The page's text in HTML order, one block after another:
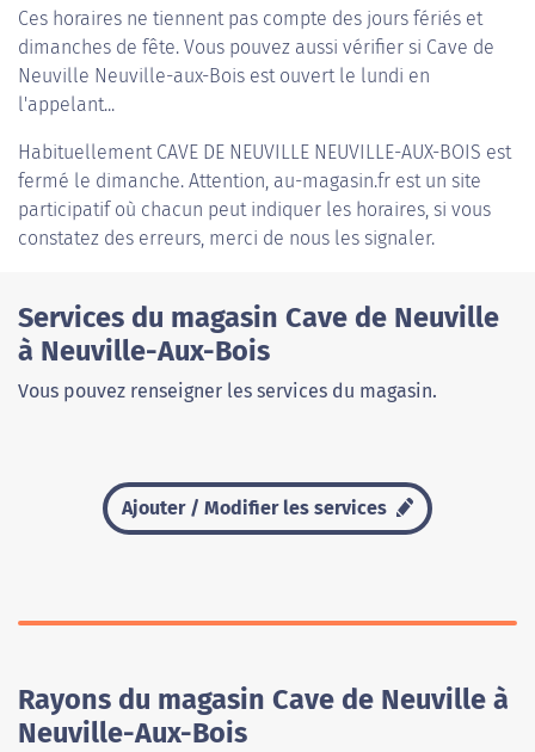
Ces horaires ne tiennent pas compte des jours fériés et
dimanches de fête. Vous pouvez aussi vérifier si Cave de
Neuville Neuville-aux-Bois est ouvert le lundi en
l'appelant...
Habituellement CAVE DE NEUVILLE NEUVILLE-AUX-BOIS est
fermé le dimanche. Attention, au-magasin.fr est un site
participatif où chacun peut indiquer les horaires, si vous
constatez des erreurs, merci de nous les signaler.
Services du magasin Cave de Neuville
à Neuville-Aux-Bois
Vous pouvez renseigner les services du magasin.
Ajouter / Modifier les services
Rayons du magasin Cave de Neuville à
Neuville-Aux-Bois